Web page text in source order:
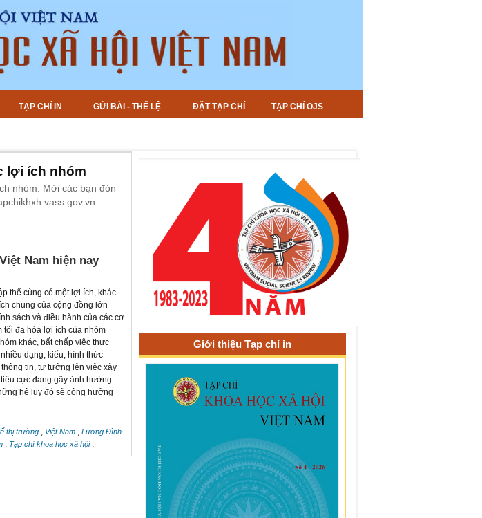
TẠP CHÍ IN GỬI BÀI - THỂ LỆ ĐẶT TẠP CHÍ TẠP CHÍ OJS
lợi ích nhóm
nhóm. Mời các bạn đón
Nam hiện nay
thể cùng có một lợi ích, khác
chung của cộng đồng lớn
sách và điều hành của các cơ
tối đa hóa lợi ích của nhóm
khác, bất chấp việc thực
dạng, kiểu, hình thức
tin, tư tưởng lên việc xây
cực đang gây ảnh hưởng
hệ lụy đó sẽ cộng hưởng
thị trường , Việt Nam , Lương Đình
, Tạp chí khoa học xã hội ,
Giới thiệu Tạp chí in